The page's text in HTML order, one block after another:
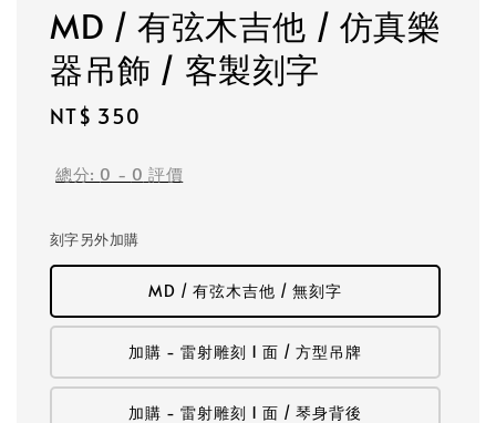
MD / 有弦木吉他 / 仿真樂
器吊飾 / 客製刻字
Regular
NT$ 350
總分: 0 - 0 評價
刻字另外加購
MD / 有弦木吉他 / 無刻字
加購 - 雷射雕刻 1 面 / 方型吊牌
加購 - 雷射雕刻 1 面 / 琴身背後